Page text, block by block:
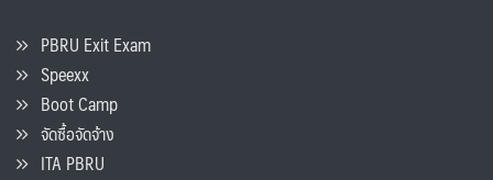
PBRU Exit Exam
Speexx
Boot Camp
จัดซื้อจัดจ้าง
ITA PBRU